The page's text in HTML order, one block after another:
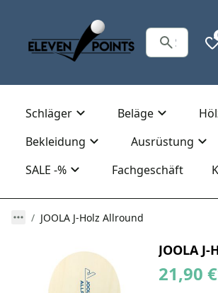
Schläger Beläge
Bekleidung
Ausrüstung
SALE -%
Fachgeschäft
JOOLA J-Holz Allround
JOOLA
21,90 €